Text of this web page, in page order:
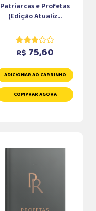
Patriarcas e Profetas
(Edição Atualiz...
R$ 75,60
ADICIONAR AO CARRINHO
COMPRAR AGORA